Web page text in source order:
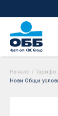
Начало / Тарифи
Нови Общи